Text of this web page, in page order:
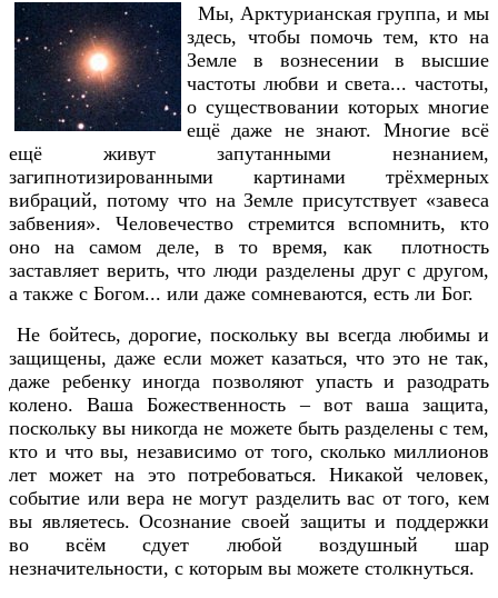
Мы, Арктурианская группа, и мы
здесь, чтобы помочь тем, кто на
Земле в вознесении в высшие
частоты любви и света... частоты,
о существовании которых многие
ещё даже не знают. Многие всё
ещё живут запутанными незнанием,
загипнотизированными картинами трёхмерных
вибраций, потому что на Земле присутствует «завеса
забвения». Человечество стремится вспомнить, кто
оно на самом деле, в то время, как плотность
заставляет верить, что люди разделены друг с другом,
а также с Богом... или даже сомневаются, есть ли Бог.
Не бойтесь, дорогие, поскольку вы всегда любимы и
защищены, даже если может казаться, что это не так,
даже ребенку иногда позволяют упасть и разодрать
колено. Ваша Божественность – вот ваша защита,
поскольку вы никогда не можете быть разделены с тем,
кто и что вы, независимо от того, сколько миллионов
лет может на это потребоваться. Никакой человек,
событие или вера не могут разделить вас от того, кем
вы являетесь. Осознание своей защиты и поддержки
во всём сдует любой воздушный шар
незначительности, с которым вы можете столкнуться.